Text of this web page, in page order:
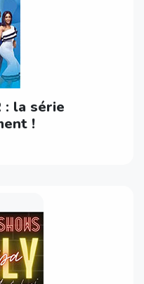
: la série
!